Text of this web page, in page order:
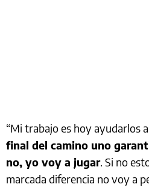
“Mi trabajo es hoy ayudarlos
final del camino uno
no, yo voy a jugar. Si no
marcada diferencia no voy a